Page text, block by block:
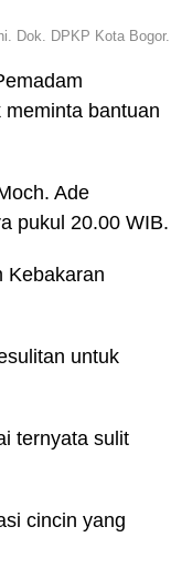
Dok. DPKP Kota Bogor.
bantuan
Ade
pukul 20.00 WIB.
Kebakaran
untuk
ternyata sulit
cincin yang